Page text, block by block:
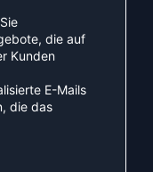
die auf
Kunden
E-Mails
die das